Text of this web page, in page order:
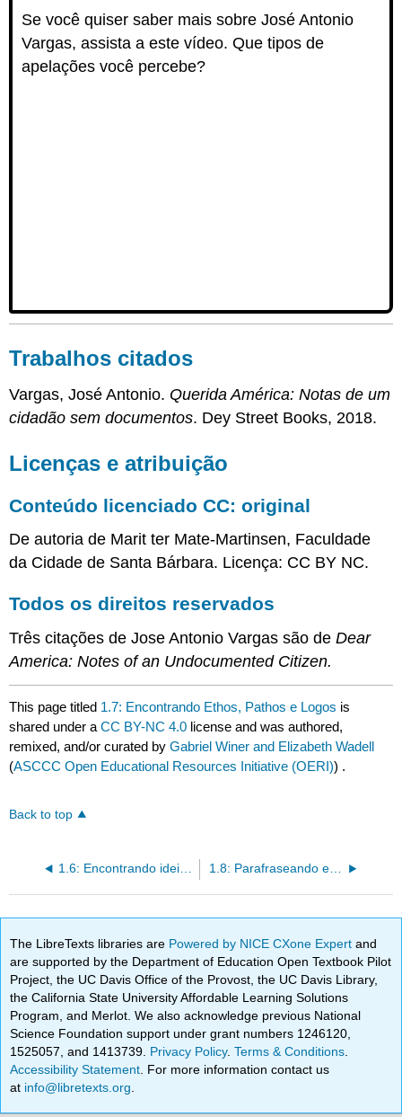
Se você quiser saber mais sobre José Antonio
Vargas, assista a este vídeo. Que tipos de
apelações você percebe?
Trabalhos citados
Vargas, José Antonio. Querida América: Notas de um
cidadão sem documentos. Dey Street Books, 2018.
Licenças e atribuição
Conteúdo licenciado CC: original
De autoria de Marit ter Mate-Martinsen, Faculdade
da Cidade de Santa Bárbara. Licença: CC BY NC.
Todos os direitos reservados
Três citações de Jose Antonio Vargas são deDear
America: Notes of an Undocumented Citizen.
This page titled 1.7: Encontrando Ethos, Pathos e Logos is
shared under aCC BY-NC 4.0 license and was authored,
remixed, and/or curated byGabriel Winer and Elizabeth Wadell
(ASCCC Open Educational Resources Initiative (OERI)) .
Back to top
1.6: Encontrando ideias principais e apoio 1.8: Parafraseando e resumindo
The LibreTexts libraries are Powered by NICE CXone Expertand
are supported by the Department of Education Open Textbook Pilot
Project, the UC Davis Office of the Provost, the UC Davis Library,
the California State University Affordable Learning Solutions
Program, and Merlot. We also acknowledge previous National
Science Foundation support under grant numbers 1246120,
1525057, and 1413739. Privacy Policy.Terms & Conditions
Accessibility Statement . For more information contact us
at info@libretexts.org